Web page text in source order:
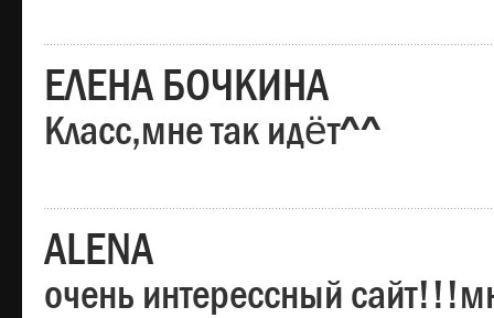
ЕЛЕНА БОЧКИНА
Класс,мне так идёт^^
ALENA
очень интерессный